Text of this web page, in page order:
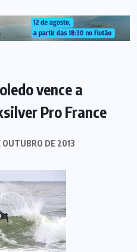
vence a
Pro France
OUTUBRO DE 2013